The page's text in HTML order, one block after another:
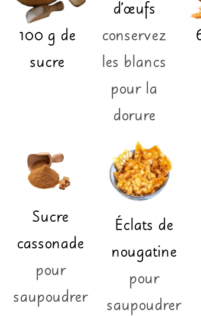
100 g de
sucre
d'œufs
conservez
les blancs
pour la
dorure
Sucre
cassonade
pour
saupoudrer
Éclats de
nougatine
pour
saupoudrer